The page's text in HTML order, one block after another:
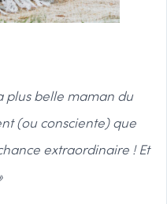
plus belle maman du
(ou consciente) que
extraordinaire ! Et